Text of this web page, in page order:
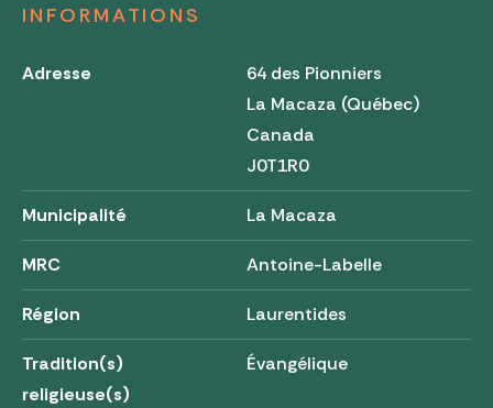
INFORMATIONS
Adresse
64 des Pionniers
La Macaza (Québec)
Canada
J0T1R0
Municipalité La Macaza
MRC Antoine-Labelle
Région Laurentides
Tradition(s)
religieuse(s)
Évangélique